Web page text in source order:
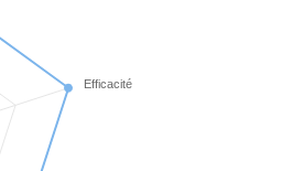
Efficacité